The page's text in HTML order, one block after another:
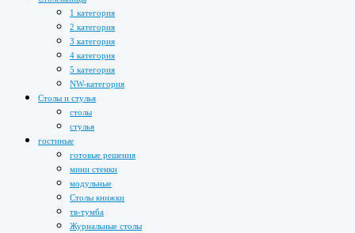
1 категория
2 категория
3 категория
4 категория
5 категория
NW-категория
Столы и стулья
столы
стулья
гостиные
готовые решения
мини стенки
модульные
Столы книжки
тв-тумба
Журнальные столы